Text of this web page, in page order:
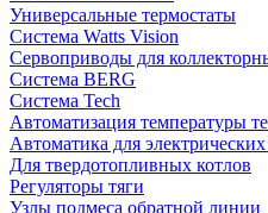
Универсальные термостаты
Система Watts Vision
Сервоприводы для
Система BERG
Система Tech
Автоматизация температуры
Автоматика для
Для твердотопливных котлов
Регуляторы тяги
Узлы подмеса обратной линии